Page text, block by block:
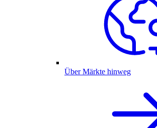
Über Märkte hinweg